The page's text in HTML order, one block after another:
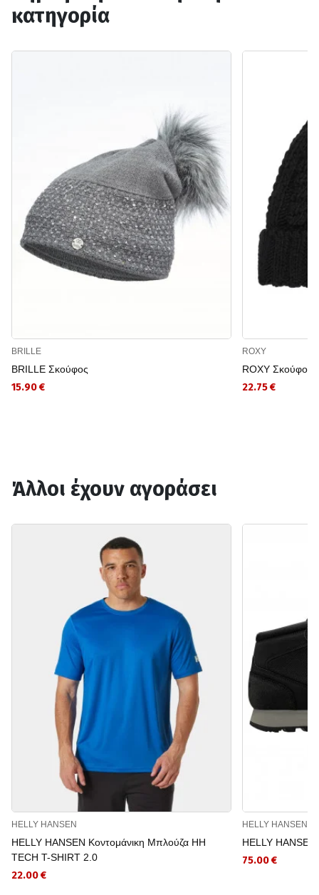
κατηγορία
BRILLE
BRILLE Σκούφος
15.90 €
ROXY
ROXY Σκούφος
22.75 €
Άλλοι έχουν αγοράσει
HELLY HANSEN
HELLY HANSEN Κοντομάνικη Μπλούζα HH
TECH T-SHIRT 2.0
22.00 €
HELLY HANSEN
HELLY
75.00 €